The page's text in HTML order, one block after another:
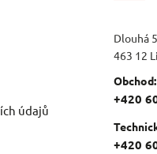
údajů
Dlouhá
463 12
Obchod:
+420
+420